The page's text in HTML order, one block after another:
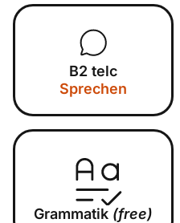
B2 telc
Sprechen
Grammatik (free)